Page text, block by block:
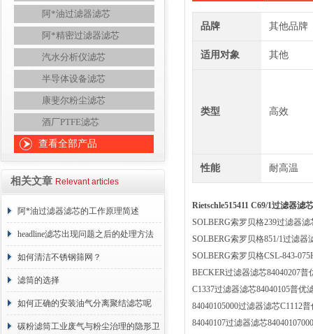
阿*油过滤器滤芯
阿*精密过滤器滤芯
汽水分析仪滤芯
半导体设备滤芯
康斐尔粉尘滤芯
酒厂PTFE滤芯
查看全部产品
相关文章 Relevant articles
阿*油过滤器滤芯的工作原理简述
headline滤芯出现问题之后的处理方法
分享
如何清洁不锈钢筛网？
滤筒的选择
如何正确的安装油气分离聚结滤芯呢
碳粉滤筒工业废气与粉尘治理的隐形卫
品牌 其他品牌
适用对象 其他
类型 高效
性能 耐高温
Rietschle515411 C69/1过滤器滤
SOLBERG索罗贝格239过滤器滤
SOLBERG索罗贝格851/1过滤器
SOLBERG索罗贝格CSL-843-
BECKER过滤器滤芯84040207普
C1337过滤器滤芯84040105普优
84040105000过滤器滤芯C1112
84040107过滤器滤芯84040107000